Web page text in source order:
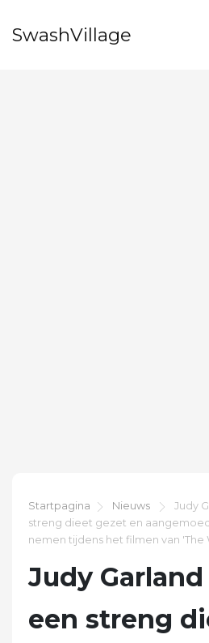
SwashVillage
Startpagina Nieuws
Judy
streng dieet gezet en
nemen tijdens het filmen van 'The
Judy
een streng